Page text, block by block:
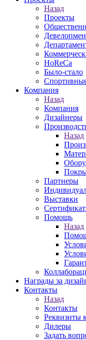
Назад
Проекты
HoReCa
Было-стало
Компания
Назад
Компания
Дизайнеры
Назад
Партнеры
Выставки
Помощь
Назад
Награды за
Контакты
Назад
Контакты
Реквизиты
Дилеры
Задать